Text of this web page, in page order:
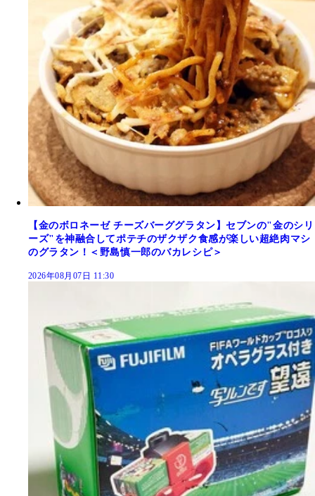
【金のボロネーゼ チーズバーググラタン】セブンの"金のシリ
ーズ"を神融合してポテチのザクザク食感が楽しい超絶肉マシ
のグラタン！＜野島慎一郎のバカレシピ＞
2026年08月07日 11:30